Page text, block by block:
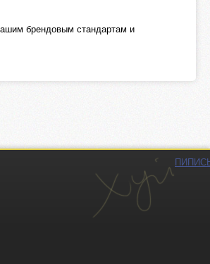
брендовым стандартам и